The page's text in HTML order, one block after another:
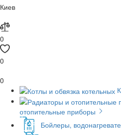
Киев
0
0
0
отопительные приборы
Бойлеры,